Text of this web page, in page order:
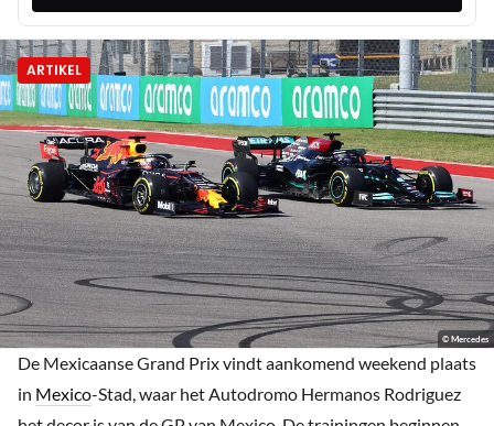
ARTIKEL
© Mercedes
De Mexicaanse Grand Prix vindt aankomend weekend plaats
in Mexico-Stad, waar het Autodromo Hermanos Rodriguez